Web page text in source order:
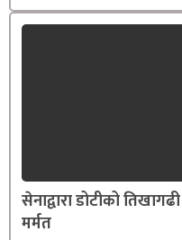
सेनाद्वारा डोटीको तिखागढी
मर्मत